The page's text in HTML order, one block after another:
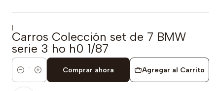
|
Carros Colección set de 7 BMW
serie 3 ho h0 1/87
Cantidad
Agregar al Carrito
Comprar ahora